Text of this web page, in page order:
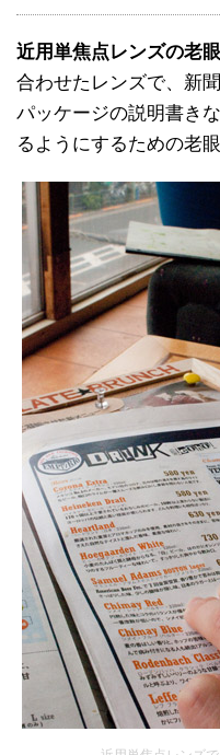
近用単焦点レンズの老
合わせたレンズで、新
パッケージの説明書き
るようにするための老